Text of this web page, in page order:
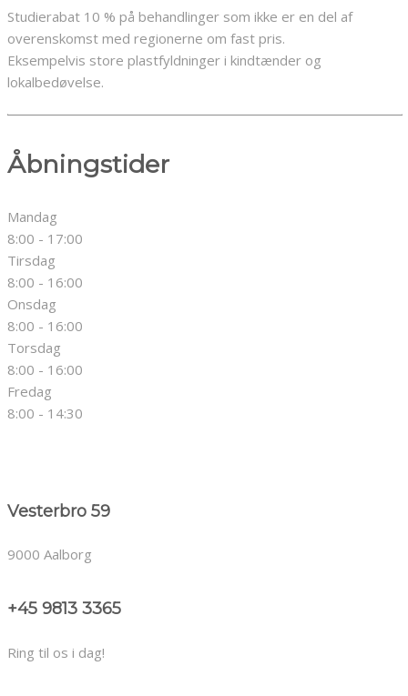
Studierabat 10 % på behandlinger som ikke er en del af
overenskomst med regionerne om fast pris.
​Eksempelvis store plastfyldninger i kindtænder og
lokalbedøvelse.
Åbningstider
Mandag
8:00 - 17:00
Tirsdag
8:00 - 16:00
Onsdag
8:00 - 16:00
Torsdag
8:00 - 16:00
Fredag
8:00 - 14:30
Vesterbro 59
9000 Aalborg
+45 9813 3365
Ring til os i dag!